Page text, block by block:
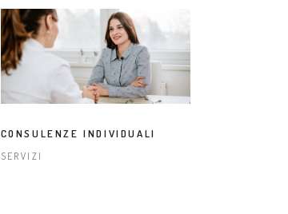
CONSULENZE INDIVIDUALI
SERVIZI